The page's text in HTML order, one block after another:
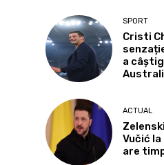
SPORT
Cristi
a
ACTUAL
Vučić la
are